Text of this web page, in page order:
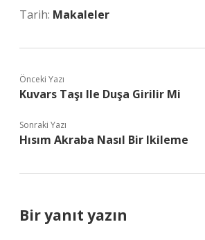
Tarih: Makaleler
Önceki Yazı
Kuvars Taşı Ile Duşa Girilir Mi
Sonraki Yazı
Hısım Akraba Nasıl Bir Ikileme
Bir yanıt yazın